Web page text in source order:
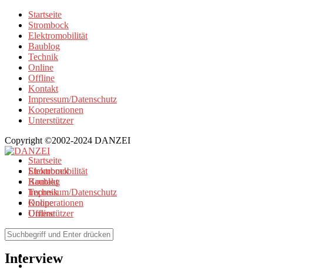
Startseite
Strombock
Elektromobilität
Baublog
Technik
Online
Offline
Kontakt
Impressum/Datenschutz
Kooperationen
Unterstützer
Copyright ©2002-2024 DANZEI
Startseite
Strombock
Kontakt
Impressum/Datenschutz
Kooperationen
Unterstützer
Elektromobilität
Baublog
Technik
Online
Offline
Browse Tag
Interview